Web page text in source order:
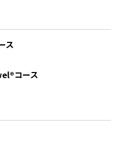
ス
コース